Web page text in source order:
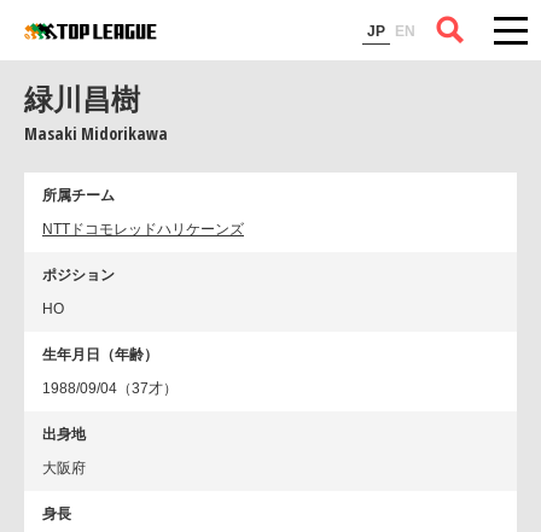
JP EN
コラム
緑川昌樹
Masaki Midorikawa
所属チーム
NTTドコモレッドハリケーンズ
ポジション
HO
生年月日（年齢）
1988/09/04（37才）
出身地
大阪府
身長